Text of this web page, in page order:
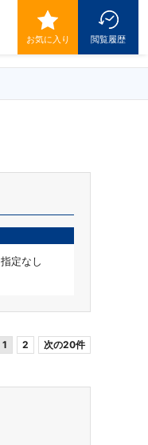
お気に入り 閲覧履歴
指定なし
1 2 次の20件